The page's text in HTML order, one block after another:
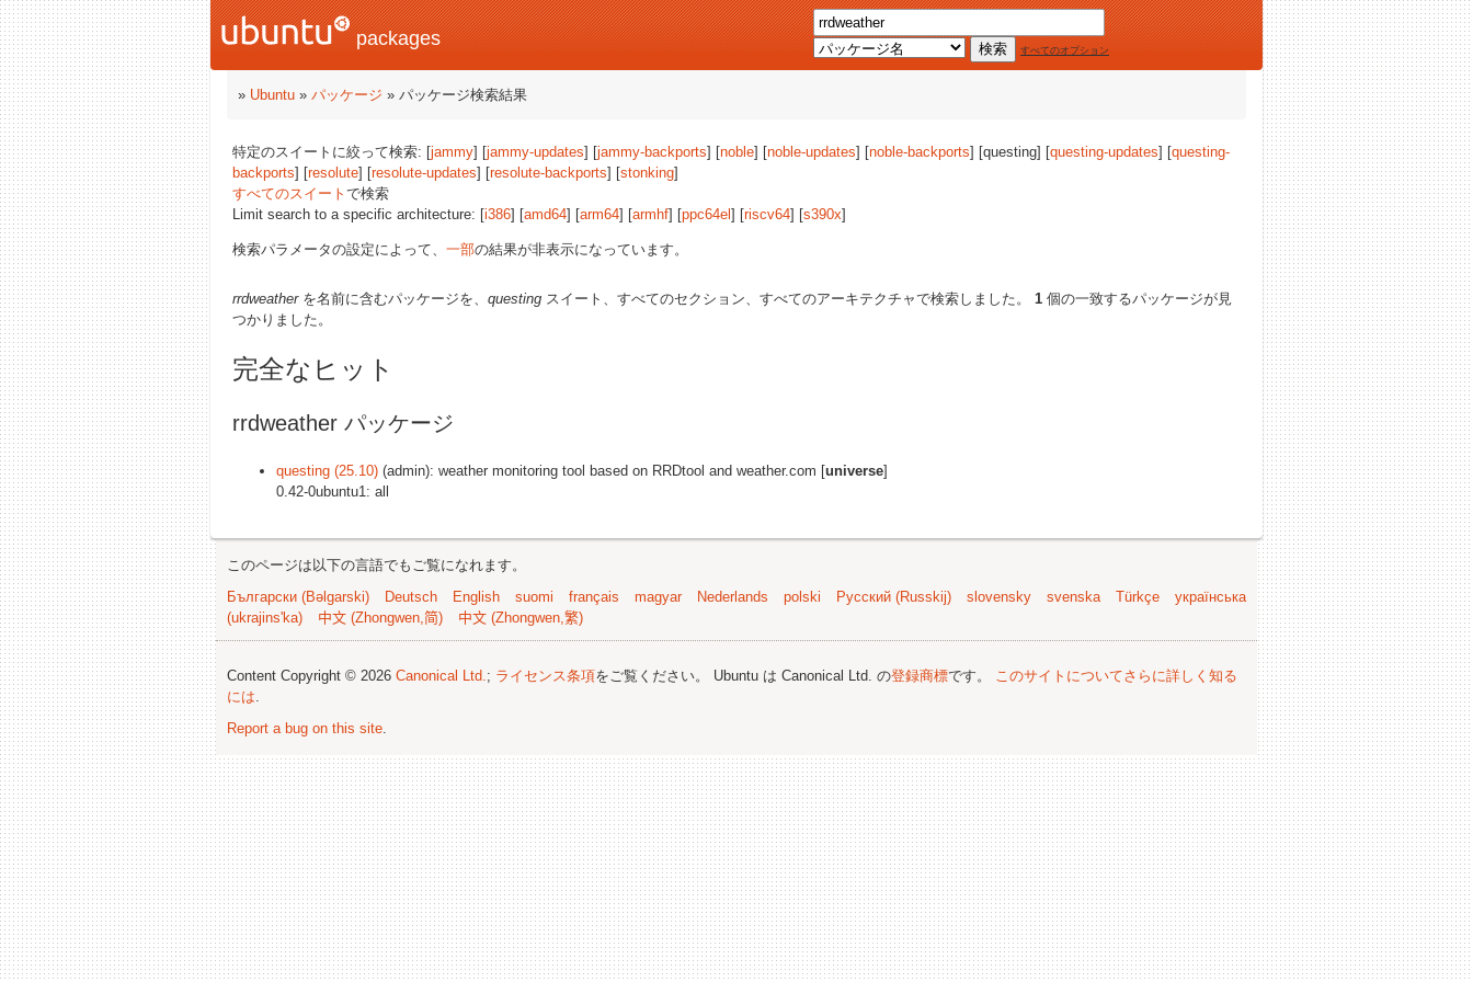
packages
すべてのオプション
» Ubuntu » パッケージ » パッケージ検索結果
特定のスイートに絞って検索: [jammy] [jammy-updates] [jammy-backports] [noble] [noble-updates] [noble-backports] [questing] [questing-updates] [questing-
backports] [resolute] [resolute-updates] [resolute-backports] [stonking]
すべてのスイート で検索
Limit search to a specific architecture: [i386] [amd64] [arm64] [armhf] [ppc64el ] [riscv64] [s390x]
検索パラメータの設定によって、 一部の結果が非表示になっています。
rrdweatherを名前に含むパッケージを、 questing スイート、すべてのセクション、すべてのアーキテクチャで検索しました。 1 個の一致するパッケージが見
つかりました。
完全なヒット
rrdweather パッケージ
questing (25.10) (admin): weather monitoring tool based on RRDtool and weather.com [universe]
0.42-0ubuntu1: all
このページは以下の言語でもご覧になれます。
Български (Bəlgarski)
Deutsch English suomi français magyar Nederlands polski Русский (Russkij) slovensky svenska Türkçe
українська
(ukrajins'ka)
中文 (Zhongwen,简) 中文 (Zhongwen,繁)
Content Copyright © 2026 Canonical Ltd. ; ライセンス条項をご覧ください。 Ubuntu は Canonical Ltd. の登録商標です。
このサイトについてさらに詳しく知る
には
Report a bug on this site